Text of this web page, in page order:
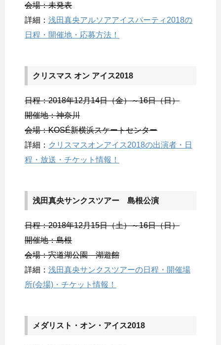
会場：未発表
詳細： 浅田真央アルソアアイスパーティ2018の
日程・開催地・応募方法！
クリスマス オン アイス2018
日程：2018年12月14日（金）～16日（日）
開催地：神奈川
会場：KOSÉ新横浜スケートセンター
詳細： クリスマスオンアイス2018の出演者・日
程・放送・チケット情報！
浅田真央サンクスツアー 島根公演
日程：2018年12月15日（土）～16日（日）
開催地：島根
会場：宍道湖公園 湖遊館
詳細： 浅田真央サンクスツアーの日程・開催場
所(会場)・チケット情報！
メダリスト・オン・アイス2018